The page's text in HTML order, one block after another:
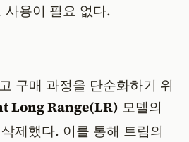
사용이 필요 없다.
구매 과정을 단순화하기 위
Long Range(LR) 모델의
제했다. 이를 통해 트림의